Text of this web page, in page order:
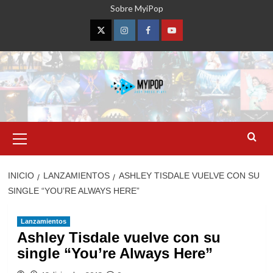
Sobre MyiPop
TwitterInstagramFacebookYouTube
primario
INICIO LANZAMIENTOS
ASHLEY TISDALE VUELVE CON SU
SINGLE “YOU’RE ALWAYS HERE”
Lanzamientos
Ashley Tisdale vuelve con su
single “You’re Always Here”